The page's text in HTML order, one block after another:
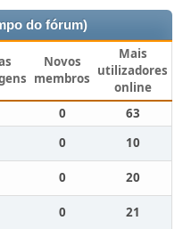
do fórum)
Novos
membros
Mais
utilizadores
online
0
63
0
10
0
20
0
21